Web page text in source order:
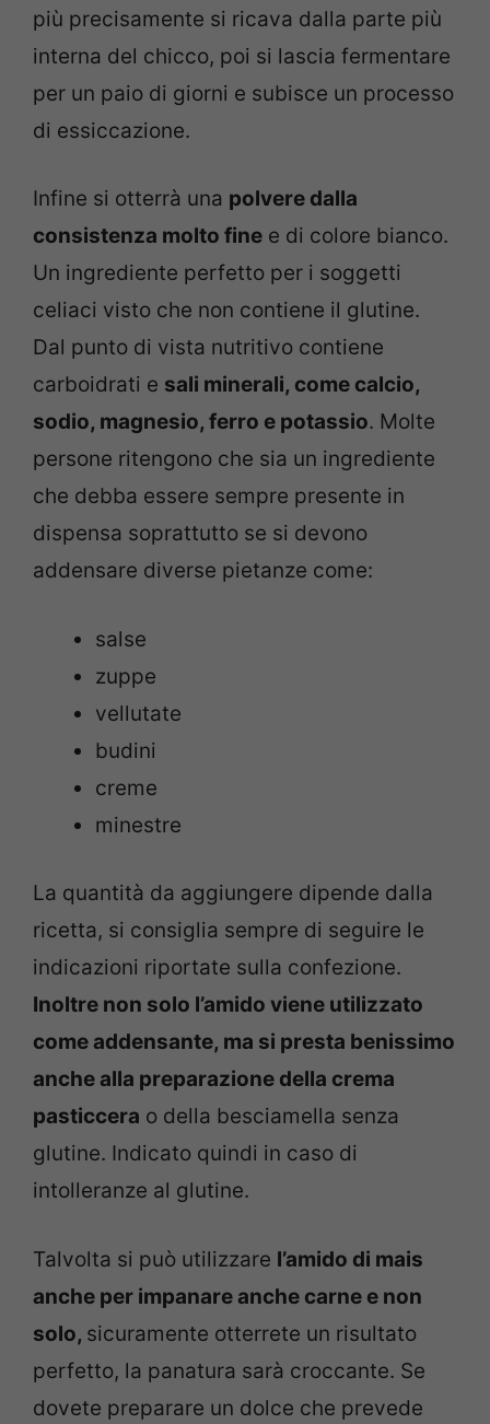
più precisamente si ricava dalla parte più
interna del chicco, poi si lascia fermentare
per un paio di giorni e subisce un processo
di essiccazione.
Infine si otterrà una polvere dalla
consistenza molto fine e di colore bianco.
Un ingrediente perfetto per i soggetti
celiaci visto che non contiene il glutine.
Dal punto di vista nutritivo contiene
carboidrati e sali minerali, come calcio,
sodio, magnesio, ferro e potassio. Molte
persone ritengono che sia un ingrediente
che debba essere sempre presente in
dispensa soprattutto se si devono
addensare diverse pietanze come:
salse
zuppe
vellutate
budini
creme
minestre
La quantità da aggiungere dipende dalla
ricetta, si consiglia sempre di seguire le
indicazioni riportate sulla confezione.
Inoltre non solo l’amido viene utilizzato
come addensante, ma si presta benissimo
anche alla preparazione della crema
pasticcera o della besciamella senza
glutine. Indicato quindi in caso di
intolleranze al glutine.
Talvolta si può utilizzare l’amido di mais
anche per impanare anche carne e non
solo, sicuramente otterrete un risultato
perfetto, la panatura sarà croccante. Se
dovete preparare un dolce che prevede